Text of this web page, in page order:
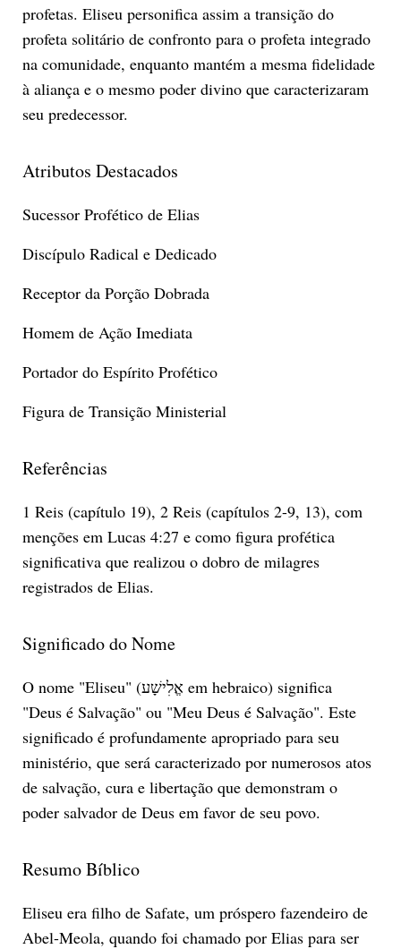
profetas. Eliseu personifica assim a transição do
profeta solitário de confronto para o profeta integrado
na comunidade, enquanto mantém a mesma fidelidade
à aliança e o mesmo poder divino que caracterizaram
seu predecessor.
Atributos Destacados
Sucessor Profético de Elias
Discípulo Radical e Dedicado
Receptor da Porção Dobrada
Homem de Ação Imediata
Portador do Espírito Profético
Figura de Transição Ministerial
Referências
1 Reis (capítulo 19), 2 Reis (capítulos 2-9, 13), com
menções em Lucas 4:27 e como figura profética
significativa que realizou o dobro de milagres
registrados de Elias.
Significado do Nome
O nome "Eliseu" (אֱלִישָׁע em hebraico) significa
"Deus é Salvação" ou "Meu Deus é Salvação". Este
significado é profundamente apropriado para seu
ministério, que será caracterizado por numerosos atos
de salvação, cura e libertação que demonstram o
poder salvador de Deus em favor de seu povo.
Resumo Bíblico
Eliseu era filho de Safate, um próspero fazendeiro de
Abel-Meola, quando foi chamado por Elias para ser